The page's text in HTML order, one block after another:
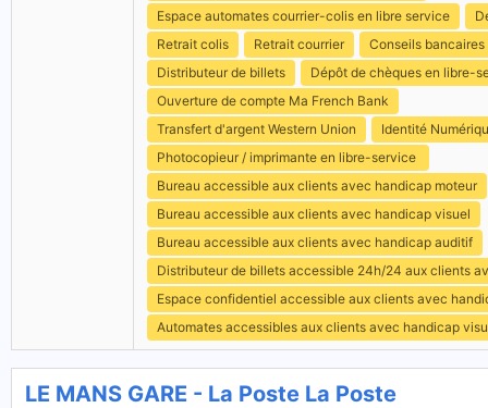
Espace automates courrier-colis en libre service
Retrait colis
Retrait courrier
Conseils bancaires
Distributeur de billets
Dépôt de chèques en libre-
Ouverture de compte Ma French Bank
Transfert d'argent Western Union
Identité
Photocopieur / imprimante en libre-service
Bureau accessible aux clients avec handicap moteur
Bureau accessible aux clients avec handicap visuel
Bureau accessible aux clients avec handicap auditif
Distributeur de billets accessible 24h/24 aux clients
Espace confidentiel accessible aux clients avec
Automates accessibles aux clients avec handicap
LE MANS GARE - La Poste La Poste